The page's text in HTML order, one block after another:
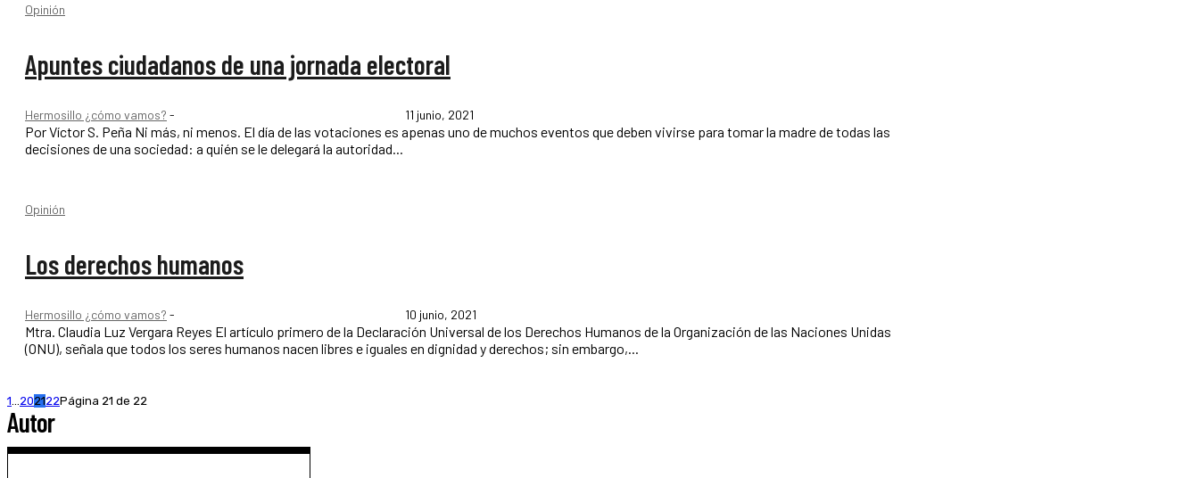
Opinión
Apuntes ciudadanos de una jornada electoral
Hermosillo ¿cómo vamos? - 11 junio, 2021
Por Víctor S. Peña Ni más, ni menos. El día de las votaciones es apenas uno de muchos eventos que deben vivirse para tomar la madre de todas las
decisiones de una sociedad: a quién se le delegará la autoridad...
Opinión
Los derechos humanos
Hermosillo ¿cómo vamos? - 10 junio, 2021
Mtra. Claudia Luz Vergara Reyes El artículo primero de la Declaración Universal de los Derechos Humanos de la Organización de las Naciones Unidas
(ONU), señala que todos los seres humanos nacen libres e iguales en dignidad y derechos; sin embargo,...
1 202122Página 21 de 22
Autor